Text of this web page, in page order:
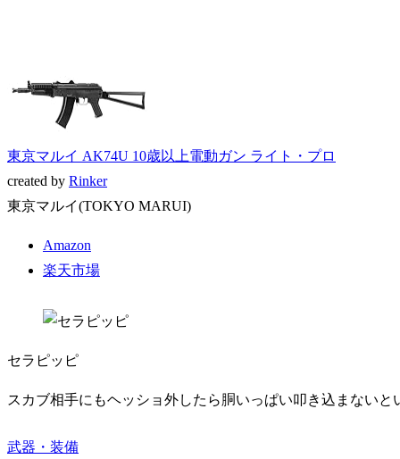
東京マルイ AK74U 10歳以上電動ガン ライト・プロ
created by Rinker
東京マルイ(TOKYO MARUI)
Amazon
楽天市場
セラピッピ
スカブ相手にもヘッショ外したら胴いっぱい叩き込まないと
武器・装備